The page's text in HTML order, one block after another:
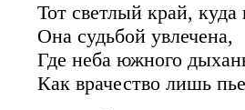
Тот светлый край, куда
Она судьбой увлечена,
Где неба южного
Как врачество лишь